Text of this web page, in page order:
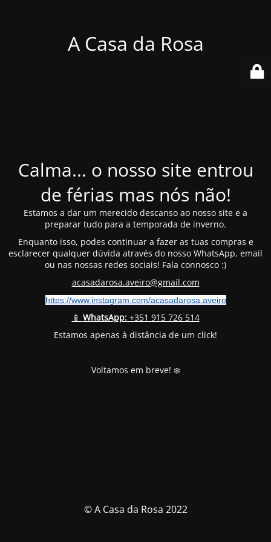
A Casa da Rosa
Calma... o nosso site entrou
de férias mas nós não!
Estamos a dar um merecido descanso ao nosso site e a
preparar tudo para a temporada de inverno.
Enquanto isso, podes continuar a fazer as tuas compras e
esclarecer qualquer dúvida através do nosso WhatsApp, email
ou nas nossas redes sociais! Fala connosco :)
acasadarosa.aveiro@gmail.com
https://www.instagram.com/acasadarosa.aveiro
📱 WhatsApp:+351 915 726 514
Estamos apenas à distância de um click!
Voltamos em breve! ❄️
© A Casa da Rosa 2022